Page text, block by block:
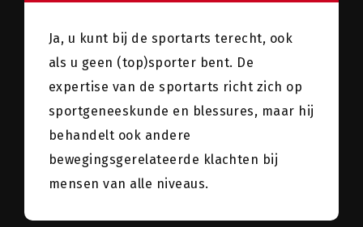
Ja, u kunt bij de sportarts terecht, ook
als u geen (top)sporter bent. De
expertise van de sportarts richt zich op
sportgeneeskunde en blessures, maar hij
behandelt ook andere
bewegingsgerelateerde klachten bij
mensen van alle niveaus.